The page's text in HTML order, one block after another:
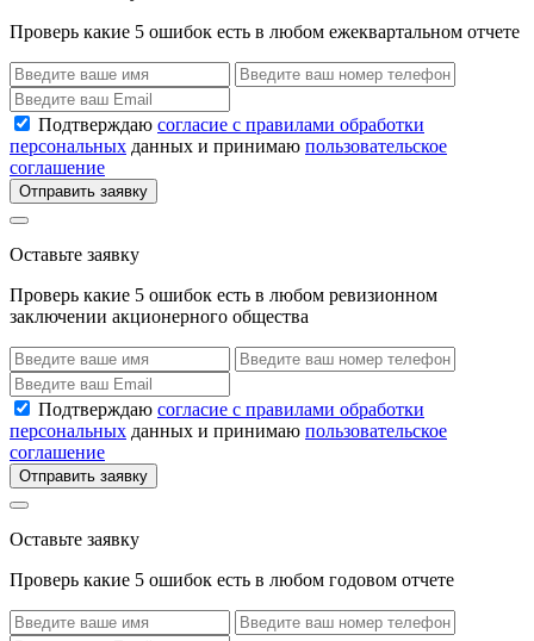
Проверь какие 5 ошибок есть в любом ежеквартальном отчете
Подтверждаю согласие с правилами обработки
персональных данных и принимаю пользовательское
соглашение
Отправить заявку
Оставьте заявку
Проверь какие 5 ошибок есть в любом ревизионном
заключении акционерного общества
Подтверждаю согласие с правилами обработки
персональных данных и принимаю пользовательское
соглашение
Отправить заявку
Оставьте заявку
Проверь какие 5 ошибок есть в любом годовом отчете